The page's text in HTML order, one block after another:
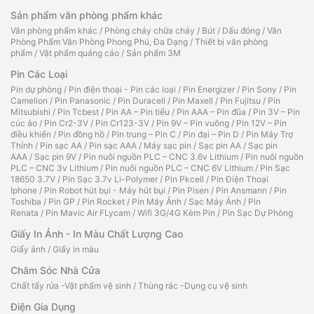
Sản phẩm văn phòng phẩm khác
Văn phòng phẩm khác / Phòng cháy chữa cháy / Bút / Dấu đóng / Văn
Phòng Phẩm Văn Phòng Phong Phú, Đa Dạng / Thiết bị văn phòng
phẩm / Vật phẩm quảng cáo / Sản phẩm 3M
Pin Các Loại
Pin dự phòng / Pin điện thoại - Pin các loại / Pin Energizer / Pin Sony / Pin
Camelion / Pin Panasonic / Pin Duracell / Pin Maxell / Pin Fujitsu / Pin
Mitsubishi / Pin Tcbest / Pin AA – Pin tiểu / Pin AAA – Pin đũa / Pin 3V – Pin
cúc áo / Pin Cr2-3V / Pin Cr123-3V / Pin 9V – Pin vuông / Pin 12V – Pin
điều khiển / Pin đồng hồ / Pin trung – Pin C / Pin đại – Pin D / Pin Máy Trợ
Thính / Pin sạc AA / Pin sạc AAA / Máy sạc pin / Sạc pin AA / Sạc pin
AAA / Sạc pin 9V / Pin nuôi nguồn PLC – CNC 3.6v Lithium / Pin nuôi nguồn
PLC – CNC 3v Lithium / Pin nuôi nguồn PLC – CNC 6V Lithium / Pin Sạc
18650 3.7V / Pin Sạc 3.7v Li-Polymer / Pin Pkcell / Pin Điện Thoại
Iphone / Pin Robot hút bụi - Máy hút bụi / Pin Pisen / Pin Ansmann / Pin
Toshiba / Pin GP / Pin Rocket / Pin Máy Ảnh / Sạc Máy Ảnh / Pin
Renata / Pin Mavic Air FLycam / Wifi 3G/4G Kèm Pin / Pin Sạc Dự Phòng
Giấy In Ảnh - In Màu Chất Lượng Cao
Giấy ảnh / Giấy in màu
Chăm Sóc Nhà Cửa
Chất tẩy rửa -Vật phẩm vệ sinh / Thùng rác -Dụng cụ vệ sinh
Điện Gia Dụng